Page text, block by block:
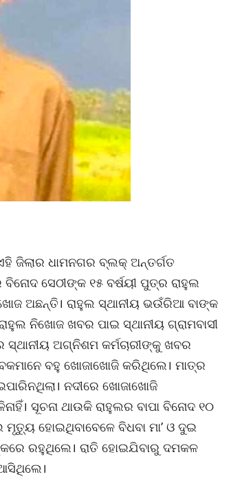
ଜିଲାର ଧାମନଗର ବ୍ଲକ୍ ଅନ୍ତର୍ଗତ
ସେଠୀଙ୍କ ୧୫ ବର୍ଷୟୀ ପୁତ୍ର ରାହୁଲ
ଅଛନ୍ତି। ରାହୁଲ ସ୍ଥାନୀୟ ଭଉଁରିଆ ବାଙ୍କ
ନିଖୋଜ ଖବର ପାଇ ସ୍ଥାନୀୟ ଗ୍ରାମବାସୀ
ସ୍ଥାନୀୟ ଅଗ୍ନିଶମ କର୍ମଚାରୀଙ୍କୁ ଖବର
ବହୁ ଖୋଜାଖୋଜି କରିଥିଲେ। ମାତ୍ର
ନଦୀରେ ଖୋଜାଖୋଜି
ସୂଚନା ଥାଉକି ରାହୁଲର ବାପା ବିନୋଦ ୧୦
ହୋଇଥିବାବେଳେ ବିଧବା ମା’ ଓ ଦୁଇ
ରହୁଥିଲେ। ରାତି ହୋଇଯିବାରୁ ଦମକଳ